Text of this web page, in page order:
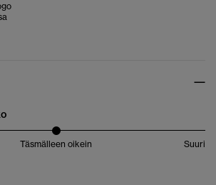
Täsmälleen oikein Suuri